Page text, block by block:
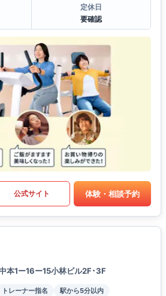
定休日
要確認
公式サイト 体験・相談予約
本1ー16ー15小林ビル2F･3F
トレーナー指名 駅から5分以内